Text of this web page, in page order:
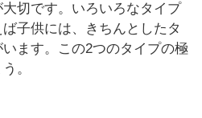
切です。いろいろなタイプ
子供には、きちんとしたタ
ます。この2つのタイプの極
。